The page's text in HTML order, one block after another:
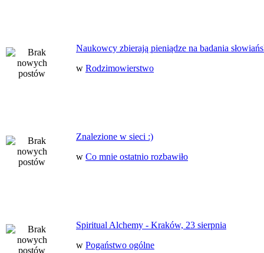
Naukowcy zbierają pieniądze na badania
w Rodzimowierstwo
Znalezione w sieci :)
w Co mnie ostatnio rozbawiło
Spiritual Alchemy - Kraków, 23 sierpnia
w Pogaństwo ogólne